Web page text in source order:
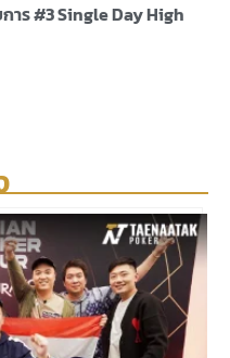
าร #3 Single Day High